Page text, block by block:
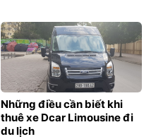
Những điều cần biết khi
thuê xe Dcar Limousine đi
du lịch